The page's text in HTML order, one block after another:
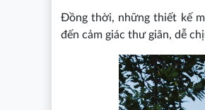
Đồng thời, những thiết kế
đến cảm giác thư giãn, dễ